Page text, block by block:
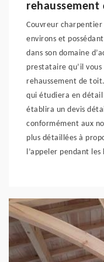
Couvreur charpentier
environs et
dans son domaine
prestataire qu’il
rehaussement de
qui étudiera en
établira un devis
conformément aux
plus détaillées à
l’appeler pendant